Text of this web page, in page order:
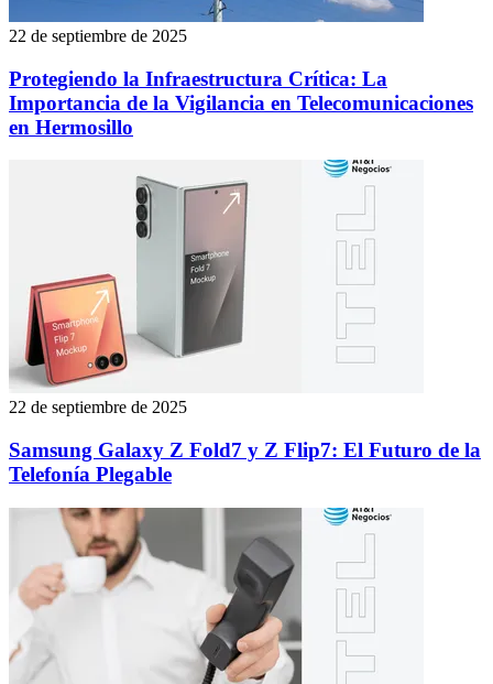
22 de septiembre de 2025
Protegiendo la Infraestructura Crítica: La
Importancia de la Vigilancia en Telecomunicaciones
en Hermosillo
22 de septiembre de 2025
Samsung Galaxy Z Fold7 y Z Flip7: El Futuro de la
Telefonía Plegable